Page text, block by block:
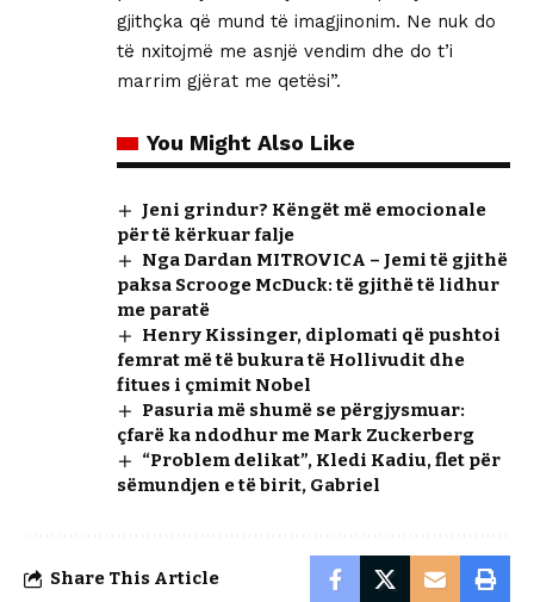
gjithçka që mund të imagjinonim. Ne nuk do
të nxitojmë me asnjë vendim dhe do t’i
marrim gjërat me qetësi”.
You Might Also Like
Jeni grindur? Këngët më emocionale
për të kërkuar falje
Nga Dardan MITROVICA – Jemi të gjithë
paksa Scrooge McDuck: të gjithë të lidhur
me paratë
Henry Kissinger, diplomati që pushtoi
femrat më të bukura të Hollivudit dhe
fitues i çmimit Nobel
Pasuria më shumë se përgjysmuar:
çfarë ka ndodhur me Mark Zuckerberg
“Problem delikat”, Kledi Kadiu, flet për
sëmundjen e të birit, Gabriel
Share This Article